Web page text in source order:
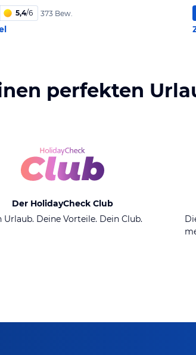
5,4/6 373 Bew.
perfekten
Der HolidayCheck Club
Urlaub. Deine Vorteile. Dein Club.